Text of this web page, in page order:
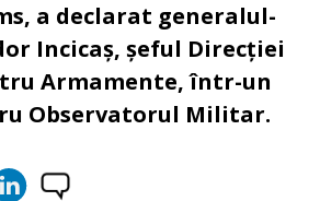
a declarat generalul-
Incicaș, șeful Direcției
Armamente, într-un
Observatorul Militar.